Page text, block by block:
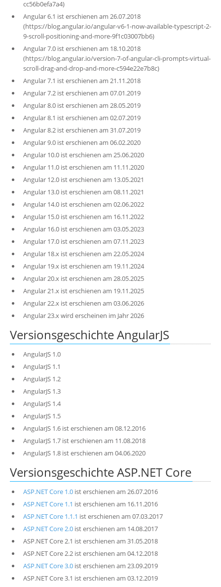
cc56b0efa7a4)
Angular 6.1 ist erschienen am 26.07.2018
(https://blog.angular.io/angular-v6-1-now-available-typescript-2-
9-scroll-positioning-and-more-9f1c03007bb6)
Angular 7.0 ist erschienen am 18.10.2018
(https://blog.angular.io/version-7-of-angular-cli-prompts-virtual-
scroll-drag-and-drop-and-more-c594e22e7b8c)
Angular 7.1 ist erschienen am 21.11.2018
Angular 7.2 ist erschienen am 07.01.2019
Angular 8.0 ist erschienen am 28.05.2019
Angular 8.1 ist erschienen am 02.07.2019
Angular 8.2 ist erschienen am 31.07.2019
Angular 9.0 ist erschienen am 06.02.2020
Angular 10.0 ist erschienen am 25.06.2020
Angular 11.0 ist erschienen am 11.11.2020
Angular 12.0 ist erschienen am 13.05.2021
Angular 13.0 ist erschienen am 08.11.2021
Angular 14.0 ist erschienen am 02.06.2022
Angular 15.0 ist erschienen am 16.11.2022
Angular 16.0 ist erschienen am 03.05.2023
Angular 17.0 ist erschienen am 07.11.2023
Angular 18.x ist erschienen am 22.05.2024
Angular 19.x ist erschienen am 19.11.2024
Angular 20.x ist erschienen am 28.05.2025
Angular 21.x ist erschienen am 19.11.2025
Angular 22.x ist erschienen am 03.06.2026
Angular 23.x wird erscheinen im Jahr 2026
Versionsgeschichte AngularJS
AngularJS 1.0
AngularJS 1.1
AngularJS 1.2
AngularJS 1.3
AngularJS 1.4
AngularJS 1.5
AngularJS 1.6 ist erschienen am 08.12.2016
AngularJS 1.7 ist erschienen am 11.08.2018
AngularJS 1.8 ist erschienen am 04.06.2020
Versionsgeschichte ASP.NET Core
ASP.NET Core 1.0ist erschienen am 26.07.2016
ASP.NET Core 1.1 ist erschienen am 16.11.2016
ASP.NET Core 1.1.1 ist erschienen am 07.03.2017
ASP.NET Core 2.0ist erschienen am 14.08.2017
ASP.NET Core 2.1 ist erschienen am 31.05.2018
ASP.NET Core 2.2 ist erschienen am 04.12.2018
ASP.NET Core 3.0ist erschienen am 23.09.2019
ASP.NET Core 3.1 ist erschienen am 03.12.2019